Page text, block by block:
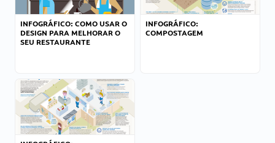
INFOGRÁFICO: COMO USAR O
DESIGN PARA MELHORAR O
SEU RESTAURANTE
INFOGRÁFICO:
COMPOSTAGEM